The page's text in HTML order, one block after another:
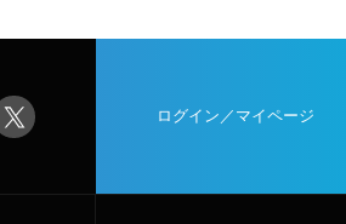
ログイン／マイページ